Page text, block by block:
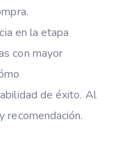
en la etapa
con mayor
de éxito. Al
recomendación.